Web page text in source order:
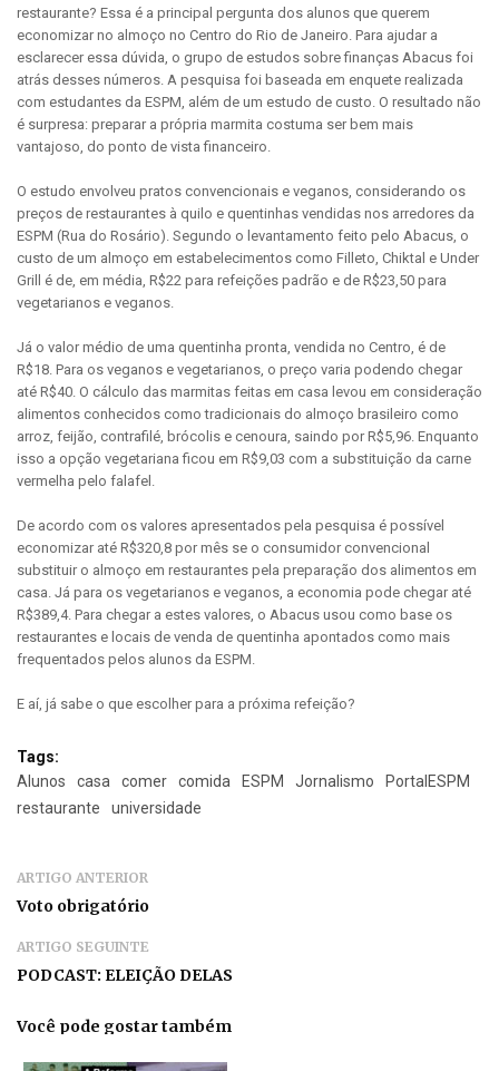
restaurante? Essa é a principal pergunta dos alunos que querem
economizar no almoço no Centro do Rio de Janeiro. Para ajudar a
esclarecer essa dúvida, o grupo de estudos sobre finanças Abacus foi
atrás desses números. A pesquisa foi baseada em enquete realizada
com estudantes da ESPM, além de um estudo de custo. O resultado não
é surpresa: preparar a própria marmita costuma ser bem mais
vantajoso, do ponto de vista financeiro.
O estudo envolveu pratos convencionais e veganos, considerando os
preços de restaurantes à quilo e quentinhas vendidas nos arredores da
ESPM (Rua do Rosário). Segundo o levantamento feito pelo Abacus, o
custo de um almoço em estabelecimentos como Filleto, Chiktal e Under
Grill é de, em média, R$22 para refeições padrão e de R$23,50 para
vegetarianos e veganos.
Já o valor médio de uma quentinha pronta, vendida no Centro, é de
R$18. Para os veganos e vegetarianos, o preço varia podendo chegar
até R$40. O cálculo das marmitas feitas em casa levou em consideração
alimentos conhecidos como tradicionais do almoço brasileiro como
arroz, feijão, contrafilé, brócolis e cenoura, saindo por R$5,96. Enquanto
isso a opção vegetariana ficou em R$9,03 com a substituição da carne
vermelha pelo falafel.
De acordo com os valores apresentados pela pesquisa é possível
economizar até R$320,8 por mês se o consumidor convencional
substituir o almoço em restaurantes pela preparação dos alimentos em
casa. Já para os vegetarianos e veganos, a economia pode chegar até
R$389,4. Para chegar a estes valores, o Abacus usou como base os
restaurantes e locais de venda de quentinha apontados como mais
frequentados pelos alunos da ESPM.
E aí, já sabe o que escolher para a próxima refeição?
Tags:
Alunos
casa comer comida ESPM Jornalismo
PortalESPM
restaurante
universidade
ARTIGO ANTERIOR
Voto obrigatório
ARTIGO SEGUINTE
PODCAST: ELEIÇÃO DELAS
Você pode gostar também